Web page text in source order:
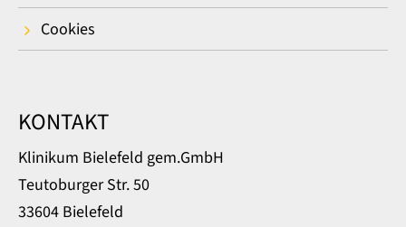
Cookies
KONTAKT
Klinikum Bielefeld gem.GmbH
Teutoburger Str. 50
33604 Bielefeld